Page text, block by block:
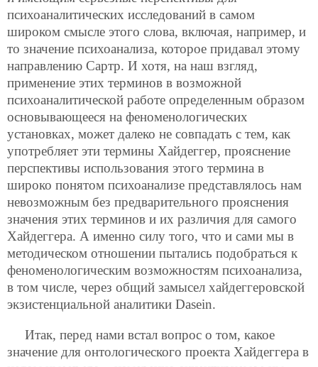
психоаналитических исследований в самом
широком смысле этого слова, включая, например, и
то значение психоанализа, которое придавал этому
направлению Сартр. И хотя, на наш взгляд,
применение этих терминов в возможной
психоаналитической работе определенным образом
основывающееся на феноменологических
установках, может далеко не совпадать с тем, как
употребляет эти термины Хайдеггер, прояснение
перспективы использования этого термина в
широко понятом психоанализе представлялось нам
невозможным без предварительного прояснения
значения этих терминов и их различия для самого
Хайдеггера. А именно силу того, что и сами мы в
методическом отношении пытались подобраться к
феноменологическим возможностям психоанализа,
в том числе, через общий замысел хайдеггеровской
экзистенциальной аналитики Dasein.
Итак, перед нами встал вопрос о том, какое
значение для онтологического проекта Хайдеггера в